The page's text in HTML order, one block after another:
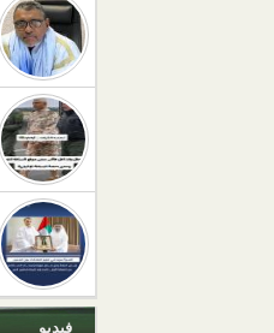
فيديو